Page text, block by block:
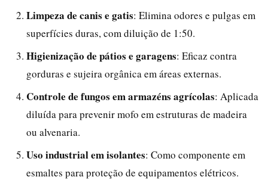
Limpeza de canis e gatis: Elimina odores e pulgas em
superfícies duras, com diluição de 1:50.
Higienização de pátios e garagens: Eficaz contra
gorduras e sujeira orgânica em áreas externas.
Controle de fungos em armazéns agrícolas: Aplicada
diluída para prevenir mofo em estruturas de madeira
ou alvenaria.
Uso industrial em isolantes: Como componente em
esmaltes para proteção de equipamentos elétricos.